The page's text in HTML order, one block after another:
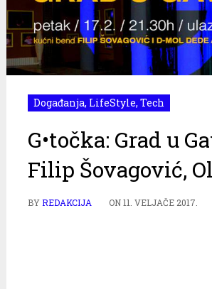
Događanja, LifeStyle, Tech
G•točka: Grad u
Filip Šovagović,
BYREDAKCIJA ON11. VELJAČE 2017.